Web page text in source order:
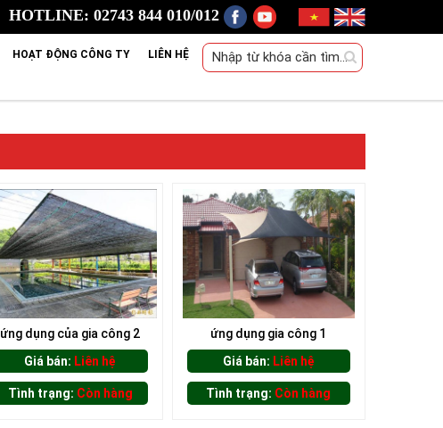
HOTLINE: 02743 844 010/012
HOẠT ĐỘNG CÔNG TY LIÊN HỆ
ứng dụng của gia công 2
Giá bán: Liên hệ
Tình trạng: Còn hàng
ứng dụng gia công 1
Giá bán: Liên hệ
Tình trạng: Còn hàng